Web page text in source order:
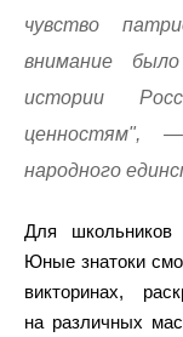
чувство
внимание
истории
ценностям",
народного
Для школьников
Юные знатоки
викторинах,
на различных